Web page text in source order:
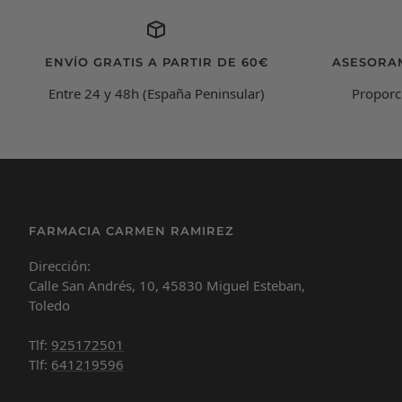
ENVÍO GRATIS A PARTIR DE 60€
Entre 24 y 48h (España Peninsular)
FARMACIA CARMEN RAMIREZ
Dirección:
Calle San Andrés, 10, 45830 Miguel Esteban,
Toledo
Tlf: 925172501
Tlf: 641219596